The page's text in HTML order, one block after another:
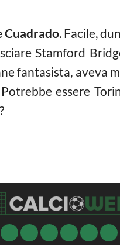
Cuadrado. Facile,
Stamford
fantasista, aveva
essere